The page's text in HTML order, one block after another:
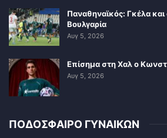
Παναθηναϊκός: Γκέλα και
Βουλγαρία
Αυγ 5, 2026
Επίσημα στη Χαλ ο
Αυγ 5, 2026
ΠΟΔΟΣΦΑΙΡΟ ΓΥΝΑΙΚΩΝ